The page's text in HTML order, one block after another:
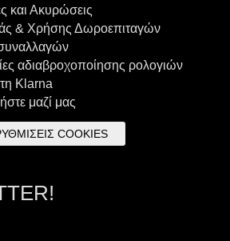
και Ακυρώσεις
& Χρήσης Δωροεπιταγών
αδιαβροχοποίησης ρολογιών
τη Klarna
μαζί μας
COOKIES